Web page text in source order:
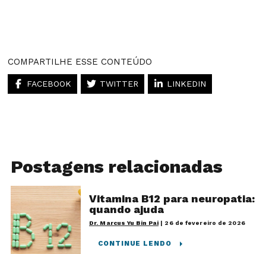
COMPARTILHE ESSE CONTEÚDO
FACEBOOK TWITTER LINKEDIN
Postagens relacionadas
Vitamina B12 para neuropatia:
quando ajuda
Dr. Marcus Yu Bin Pai | 26 de fevereiro de 2026
CONTINUE LENDO